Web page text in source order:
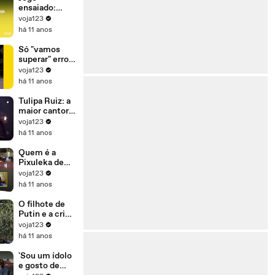
para se
manter no
poder'
ensaiado:
Dilma ganhou
ontem para
amanhã
voja123
há 11 anos
Só "vamos
superar" erros
(e crimes) se
Dilma sair do
voja123
há 11 anos
Tulipa Ruiz: a
maior cantora
da sua
geração
voja123
há 11 anos
Quem é a
Pixuleka de
Lula?
voja123
há 11 anos
O filhote de
Putin e a crise
de refugiados
voja123
há 11 anos
'Sou um ídolo
e gosto de